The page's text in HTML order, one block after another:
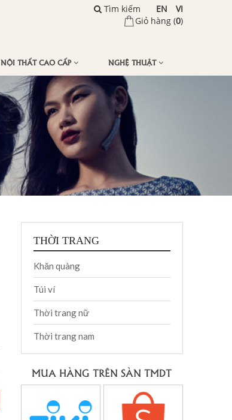
Giỏ hàng (0)
VI
EN
Tìm kiếm
NỘI THẤT CAO CẤP
NGHỆ THUẬT
THỜI TRANG
Khăn quàng
Túi ví
Thời trang nữ
Thời trang nam
MUA HÀNG TRÊN SÀN TMDT